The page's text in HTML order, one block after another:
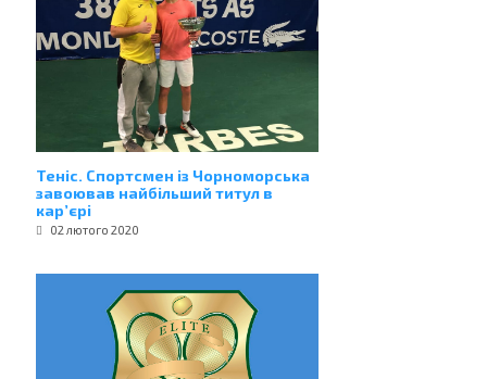
Теніс. Спортсмен із Чорноморська
завоював найбільший титул в
кар’єрі
02 лютого 2020